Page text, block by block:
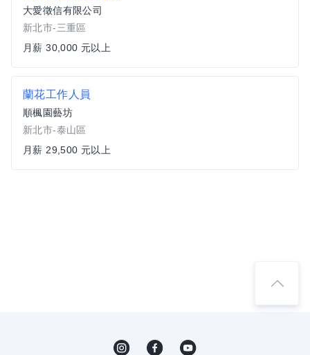
大愛徵信有限公司
新北市-三重區
月薪 30,000 元以上
蘭花工作人員
順楓園藝坊
新北市-泰山區
月薪 29,500 元以上